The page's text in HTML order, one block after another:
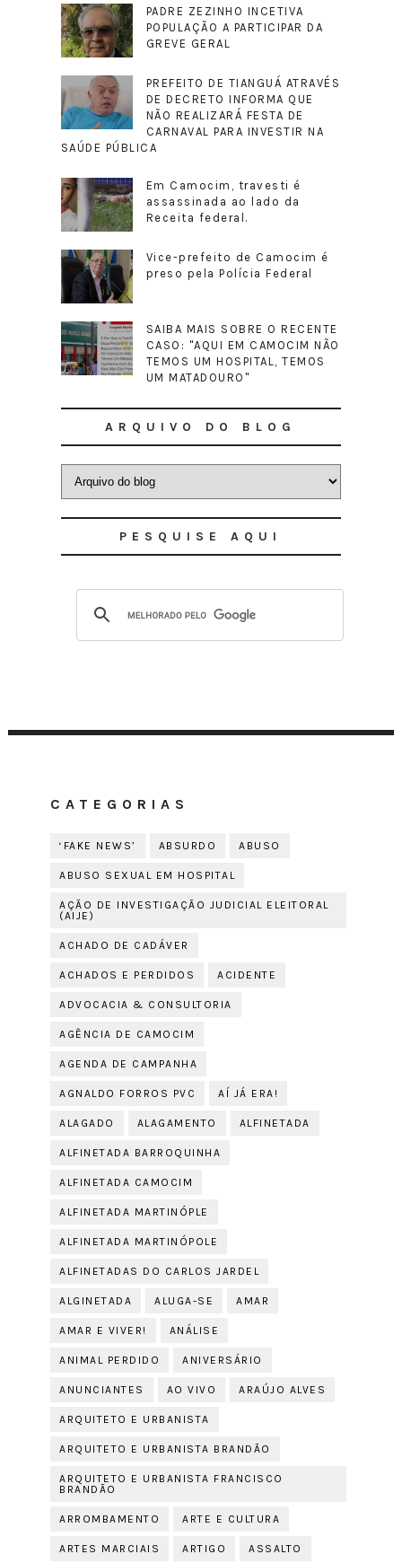
PADRE ZEZINHO INCETIVA
POPULAÇÃO A PARTICIPAR DA
GREVE GERAL
PREFEITO DE TIANGUÁ ATRAVÉS
DE DECRETO INFORMA QUE
NÃO REALIZARÁ FESTA DE
CARNAVAL PARA INVESTIR NA
SAÚDE PÚBLICA
Em Camocim, travesti é
assassinada ao lado da
Receita federal.
Vice-prefeito de Camocim é
preso pela Polícia Federal
SAIBA MAIS SOBRE O RECENTE
CASO: "AQUI EM CAMOCIM NÃO
TEMOS UM HOSPITAL, TEMOS
UM MATADOURO"
ARQUIVO DO BLOG
PESQUISE AQUI
CATEGORIAS
‘FAKE NEWS’ ABSURDO ABUSO
ABUSO SEXUAL EM HOSPITAL
AÇÃO DE INVESTIGAÇÃO JUDICIAL ELEITORAL
(AIJE)
ACHADO DE CADÁVER
ACHADOS E PERDIDOS ACIDENTE
ADVOCACIA & CONSULTORIA
AGÊNCIA DE CAMOCIM
AGENDA DE CAMPANHA
AGNALDO FORROS PVC AÍ JÁ ERA!
ALAGADO ALAGAMENTO ALFINETADA
ALFINETADA BARROQUINHA
ALFINETADA CAMOCIM
ALFINETADA MARTINÓPLE
ALFINETADA MARTINÓPOLE
ALFINETADAS DO CARLOS JARDEL
ALGINETADA ALUGA-SE AMAR
AMAR E VIVER! ANÁLISE
ANIMAL PERDIDO ANIVERSÁRIO
ANUNCIANTES AO VIVO ARAÚJO ALVES
ARQUITETO E URBANISTA
ARQUITETO E URBANISTA BRANDÃO
ARQUITETO E URBANISTA FRANCISCO
BRANDÃO
ARROMBAMENTO ARTE E CULTURA
ARTES MARCIAIS ARTIGO ASSALTO